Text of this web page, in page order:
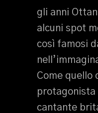
gli anni
alcuni spot
così famosi
Come quello
protagonista
cantante